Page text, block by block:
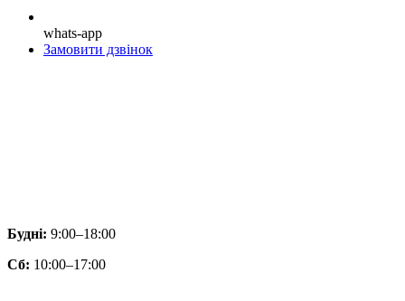
whats-app
Замовити дзвінок
Будні: 9:00–18:00
Сб: 10:00–17:00